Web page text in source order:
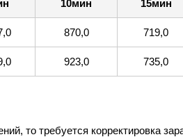
10мин 15мин
870,0 719,0
923,0 735,0
то требуется корректировка